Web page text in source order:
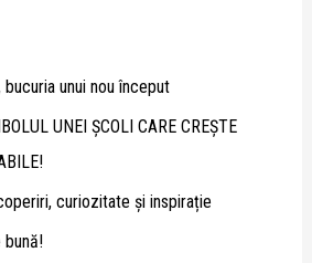
unui nou început
UNEI ȘCOLI CARE CREȘTE
curiozitate și inspirație